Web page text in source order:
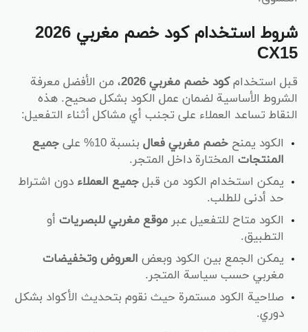
شروط استخدام كود خصم مغربي 2026
CX15
قبل استخدامكود خصم مغربي 2026
، من الأفضل معرفة
الشروط الأساسية لضمان عمل الكود بشكل صحيح. هذه
النقاط تساعد العملاء على تجنب أي مشاكل أثناء التفعيل:
الكود يمنح خصم مغربي فعال بنسبة 10% على
جميع
المنتجات المختارة داخل المتجر.
يمكن استخدام الكود من قبل جميع العملاء دون اشتراط
حد أدنى للطلب.
الكود متاح للتفعيل عبر موقع مغربي للبصريات أو
التطبيق.
يمكن الجمع بين الكود وبعض العروض وتخفيضات
مغربي حسب سياسة المتجر.
صلاحية الكود مستمرة حيث نقوم بتحديث الأكواد بشكل
دوري.